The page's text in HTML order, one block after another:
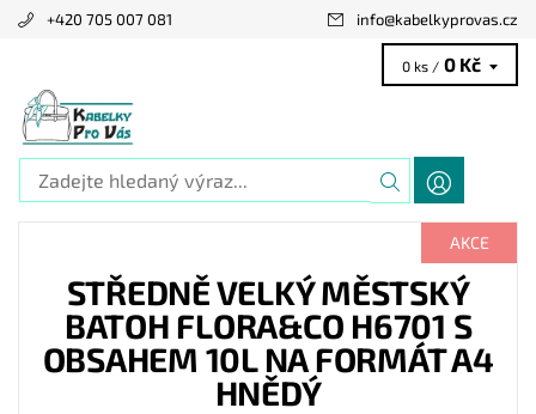
+420 705 007 081 info@kabelkyprovas.cz
0 ks / 0 Kč
AKCE
STŘEDNĚ VELKÝ MĚSTSKÝ
BATOH FLORA&CO H6701 S
OBSAHEM 10L NA FORMÁT A4
HNĚDÝ